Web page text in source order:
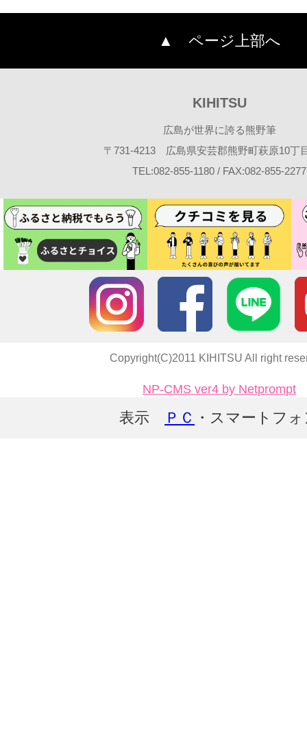
▲ ページ上部へ
KIHITSU
広島が世界に誇る熊野筆
〒731-4213 広島県安芸郡熊野町萩原10丁
TEL:082-855-1180 / FAX:082-855-2277
Copyright(C)2011 KIHITSU All right
NP-CMS ver4 by Netprompt
表示 ＰＣ ・スマートフ